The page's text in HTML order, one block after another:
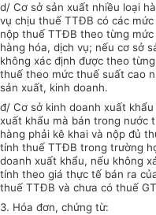
d/ Cơ sở sản xuất nhiều loại
vụ chịu thuế TTĐB có các
nộp thuế TTĐB theo từng
hàng hóa, dịch vụ; nếu cơ sở
không xác định được theo
thuế theo mức thuế suất cao
sản xuất, kinh doanh.
đ/ Cơ sở kinh doanh xuất
xuất khẩu mà bán trong nước
hàng phải kê khai và nộp đủ
tính thuế TTĐB trong trường
doanh xuất khẩu, nếu không
tính theo giá thực tế bán ra
thuế TTĐB và chưa có thuế
3. Hóa đơn, chứng từ: